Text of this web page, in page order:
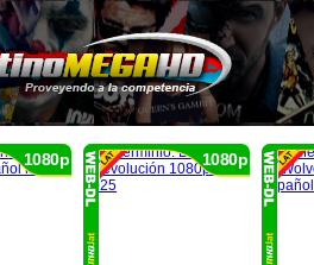
1080p 1080p